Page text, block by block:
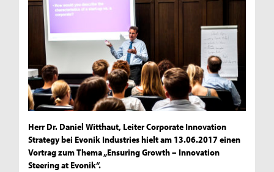
Herr Dr. Daniel Witthaut, Leiter Corporate Innovation
Strategy bei Evonik Industries hielt am 13.06.2017 einen
Vortrag zum Thema „Ensuring Growth – Innovation
Steering at Evonik“.